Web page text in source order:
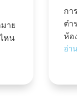
าย
หน
กา
ตำ
ห้อ
อ่า